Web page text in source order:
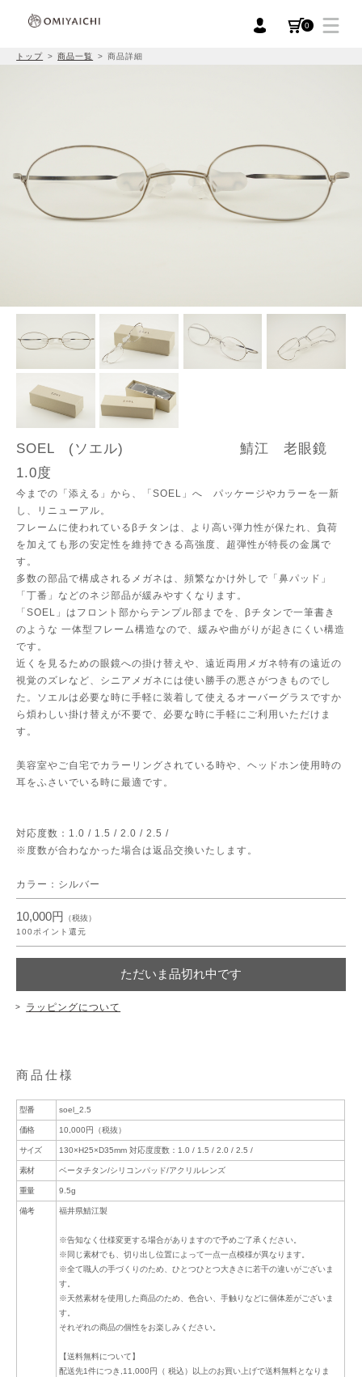
0
トップ 商品一覧 商品詳細
SOEL (ソエル) 鯖江 老眼鏡
1.0度
今までの「添える」から、「SOEL」へ パッケージやカラーを一新
し、リニューアル。
フレームに使われているβチタンは、より高い弾力性が保たれ、負荷
を加えても形の安定性を維持できる高強度、超弾性が特長の金属で
す。
多数の部品で構成されるメガネは、頻繁なかけ外しで「鼻パッド」
「丁番」などのネジ部品が緩みやすくなります。
「SOEL」はフロント部からテンプル部までを、βチタンで一筆書き
のような 一体型フレーム構造なので、緩みや曲がりが起きにくい構造
です。
近くを見るための眼鏡への掛け替えや、遠近両用メガネ特有の遠近の
視覚のズレなど、シニアメガネには使い勝手の悪さがつきものでし
た。ソエルは必要な時に手軽に装着して使えるオーバーグラスですか
ら煩わしい掛け替えが不要で、必要な時に手軽にご利用いただけま
す。
美容室やご自宅でカラーリングされている時や、ヘッドホン使用時の
耳をふさいでいる時に最適です。
対応度数：1.0 / 1.5 / 2.0 / 2.5 /
※度数が合わなかった場合は返品交換いたします。
カラー：シルバー
10,000円
（税抜）
100ポイント還元
ただいま品切れ中です
ラッピングについて
商品仕様
型番 soel_2.5
価格 10,000円（税抜）
サイズ 130×H25×D35mm 対応度度数：1.0 / 1.5 / 2.0 / 2.5 /
素材 ベータチタン/シリコンパッド/アクリルレンズ
重量 9.5g
備考 福井県鯖江製
※告知なく仕様変更する場合がありますので予めご了承ください。
※同じ素材でも、切り出し位置によって一点一点模様が異なります。
※全て職人の手づくりのため、ひとつひとつ大きさに若干の違いがございま
す。
※天然素材を使用した商品のため、色合い、手触りなどに個体差がございま
す。
それぞれの商品の個性をお楽しみください。
【送料無料について】
配送先1件につき,11,000円（ 税込）以上のお買い上げで送料無料となりま